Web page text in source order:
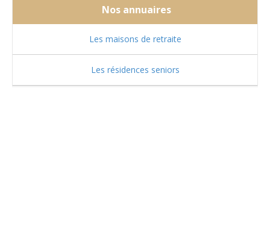
Nos annuaires
Les maisons de retraite
Les résidences seniors